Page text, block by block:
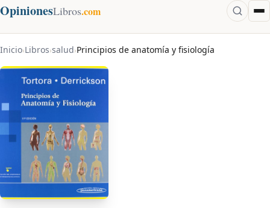
OpinionesLibros.com
Inicio›Libros›salud›Principios de anatomía y fisiología